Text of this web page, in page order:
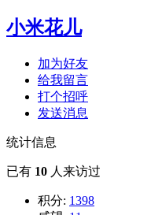
小米花儿
加为好友
给我留言
打个招呼
发送消息
统计信息
已有 10 人来访过
积分: 1398